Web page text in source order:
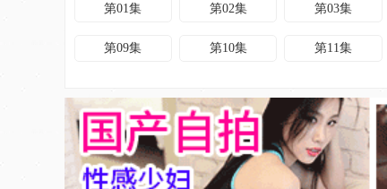
第01集 第02集 第03集
第09集 第10集 第11集